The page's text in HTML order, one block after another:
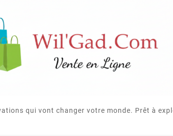
qui vont changer votre monde. Prêt à